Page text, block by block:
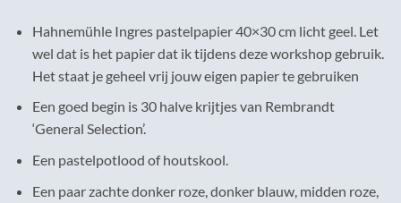
Hahnemühle Ingres pastelpapier 40×30 cm licht geel. Let
wel dat is het papier dat ik tijdens deze workshop gebruik.
Het staat je geheel vrij jouw eigen papier te gebruiken
Een goed begin is 30 halve krijtjes van Rembrandt
‘General Selection’.
Een pastelpotlood of houtskool.
Een paar zachte donker roze, donker blauw, midden roze,